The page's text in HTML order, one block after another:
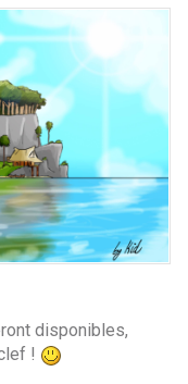
disponibles,
!